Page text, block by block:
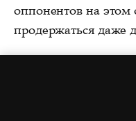
оппонентов на этом
продержаться даже